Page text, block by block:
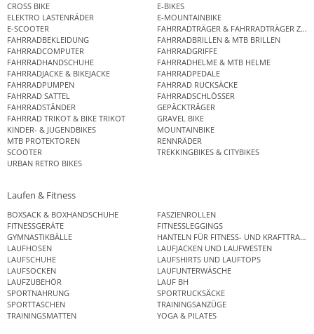
CROSS BIKE
E-BIKES
ELEKTRO LASTENRÄDER
E-MOUNTAINBIKE
E-SCOOTER
FAHRRADTRÄGER & FAHRRADTRÄGER
FAHRRADBEKLEIDUNG
FAHRRADBRILLEN & MTB BRILLEN
FAHRRADCOMPUTER
FAHRRADGRIFFE
FAHRRADHANDSCHUHE
FAHRRADHELME & MTB HELME
FAHRRADJACKE & BIKEJACKE
FAHRRADPEDALE
FAHRRADPUMPEN
FAHRRAD RUCKSÄCKE
FAHRRAD SATTEL
FAHRRADSCHLÖSSER
FAHRRADSTÄNDER
GEPÄCKTRÄGER
FAHRRAD TRIKOT & BIKE TRIKOT
GRAVEL BIKE
KINDER- & JUGENDBIKES
MOUNTAINBIKE
MTB PROTEKTOREN
RENNRÄDER
SCOOTER
TREKKINGBIKES & CITYBIKES
URBAN RETRO BIKES
Laufen & Fitness
BOXSACK & BOXHANDSCHUHE
FASZIENROLLEN
FITNESSGERÄTE
FITNESSLEGGINGS
GYMNASTIKBÄLLE
HANTELN FÜR FITNESS- UND
LAUFHOSEN
LAUFJACKEN UND LAUFWESTEN
LAUFSCHUHE
LAUFSHIRTS UND LAUFTOPS
LAUFSOCKEN
LAUFUNTERWÄSCHE
LAUFZUBEHÖR
LAUF BH
SPORTNAHRUNG
SPORTRUCKSÄCKE
SPORTTASCHEN
TRAININGSANZÜGE
TRAININGSMATTEN
YOGA & PILATES